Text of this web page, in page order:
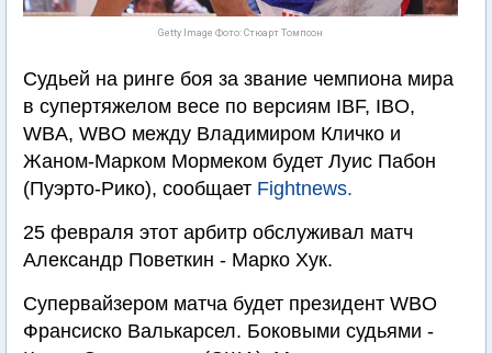
Getty Image Фото: Стюарт Томпсон
Судьей на ринге боя за звание чемпиона мира
в супертяжелом весе по версиям IBF, IBO,
WBA, WBO между Владимиром Кличко и
Жаном-Марком Мормеком будет Луис Пабон
(Пуэрто-Рико), сообщает Fightnews.
25 февраля этот арбитр обслуживал матч
Александр Поветкин - Марко Хук.
Супервайзером матча будет президент WBO
Франсиско Валькарсел. Боковыми судьями -